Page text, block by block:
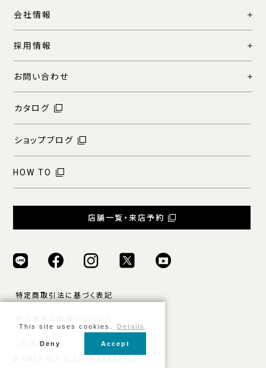
会社情報
採用情報
お問い合わせ
カタログ
ショップブログ
HOW TO
店舗一覧・来店予約
特定商取引法に基づく表記
ご利用規約
This site uses cookies. Details
Deny Accept